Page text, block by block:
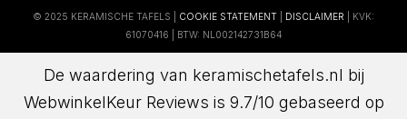
© 2025 KERAMISCHE TAFELS | COOKIE STATEMENT DISCLAIMER | KVK:
61070416 | BTW: NL002142731B64
De waardering van keramischetafels.nl bij
WebwinkelKeur Reviews is 9.7/10 gebaseerd op